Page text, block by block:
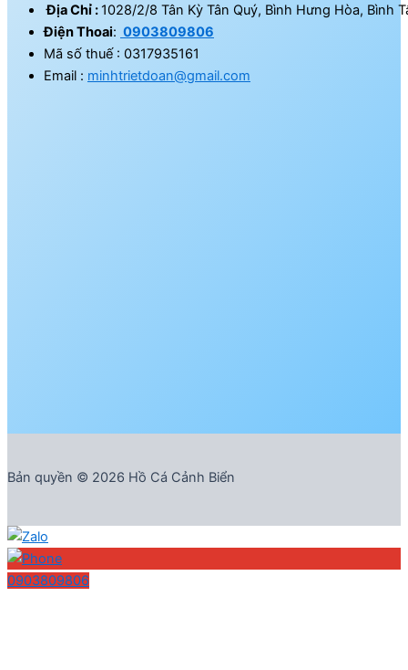
Địa Chỉ :1028/2/8 Tân Kỳ Tân Quý, Bình Hưng Hòa, Bình
Điện Thoai: 0903809806
Mã số thuế : 0317935161
Email : minhtrietdoan@gmail.com
Bản quyền © 2026 Hồ Cá Cảnh Biển
0903809806